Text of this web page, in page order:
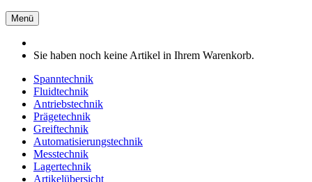
Menü
Sie haben noch keine Artikel in Ihrem Warenkorb.
Spanntechnik
Fluidtechnik
Antriebstechnik
Prägetechnik
Greiftechnik
Automatisierungstechnik
Messtechnik
Lagertechnik
Artikelübersicht